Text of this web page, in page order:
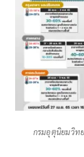
กรมอุตุนิยมวิท